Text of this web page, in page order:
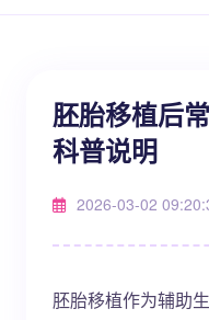
胚胎移植后
科普说明
2026-03-02
胚胎移植作为辅助